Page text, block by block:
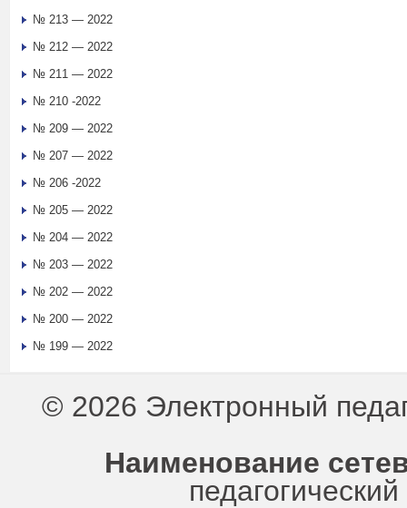
№ 213 — 2022
№ 212 — 2022
№ 211 — 2022
№ 210 -2022
№ 209 — 2022
№ 207 — 2022
№ 206 -2022
№ 205 — 2022
№ 204 — 2022
№ 203 — 2022
№ 202 — 2022
№ 200 — 2022
№ 199 — 2022
© 2026 Электронный
Наименование